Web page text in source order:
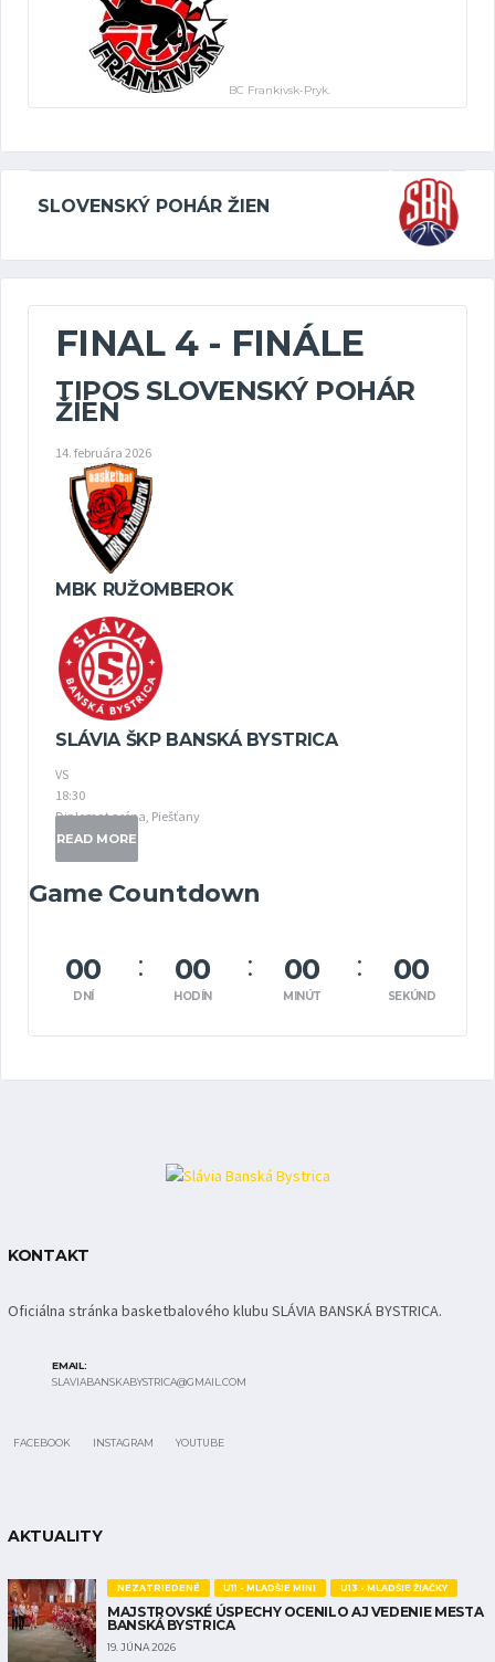
BC Frankivsk-Pryk.
SLOVENSKÝ POHÁR ŽIEN
FINAL 4 - FINÁLE
TIPOS SLOVENSKÝ POHÁR
ŽIEN
14. februára 2026
MBK RUŽOMBEROK
SLÁVIA ŠKP BANSKÁ BYSTRICA
VS
18:30
Diplomat aréna, Piešťany
READ MORE
Game Countdown
00
DNÍ
00
HODÍN
00
MINÚT
00
SEKÚND
KONTAKT
Oficiálna stránka basketbalového klubu SLÁVIA BANSKÁ BYSTRICA.
EMAIL:
SLAVIABANSKABYSTRICA@GMAIL.COM
FACEBOOK INSTAGRAM YOUTUBE
AKTUALITY
NEZATRIEDENÉ U11 - MLADŠIE MINI U13 - MLADŠIE ŽIAČKY
MAJSTROVSKÉ ÚSPECHY OCENILO AJ VEDENIE MESTA
BANSKÁ BYSTRICA
19. JÚNA 2026